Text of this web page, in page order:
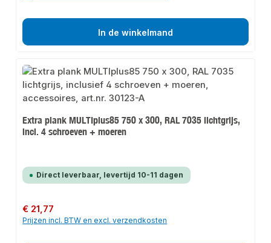
In de winkelmand
Extra plank MULTIplus85 750 x 300, RAL 7035 lichtgrijs,
incl. 4 schroeven + moeren
Direct leverbaar, levertijd 10-11 dagen
Normale prijs:
€ 21,77
Prijzen incl. BTW en excl. verzendkosten